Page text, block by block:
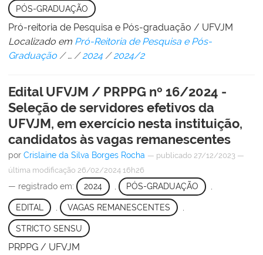
PÓS-GRADUAÇÃO
Pró-reitoria de Pesquisa e Pós-graduação / UFVJM
Localizado em Pró-Reitoria de Pesquisa e Pós-
Graduação /… /2024 /2024/2
Edital UFVJM / PRPPG nº 16/2024 -
Seleção de servidores efetivos da
UFVJM, em exercício nesta instituição,
candidatos às vagas remanescentes
por Crislaine da Silva Borges Rocha — publicado 27/12/2023 —
última modificação 26/02/2024 16h26
— registrado em: 2024 , PÓS-GRADUAÇÃO ,
EDITAL VAGAS REMANESCENTES
STRICTO SENSU
PRPPG / UFVJM